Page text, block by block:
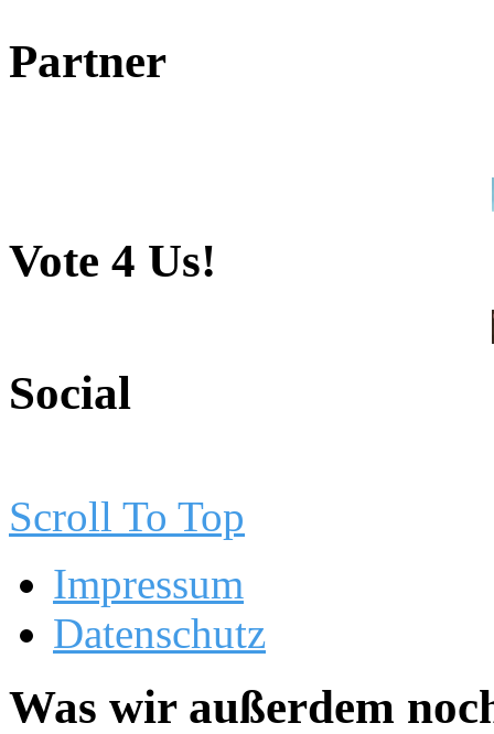
Partner
Vote 4 Us!
Social
Scroll To Top
Impressum
Datenschutz
Was wir außerdem